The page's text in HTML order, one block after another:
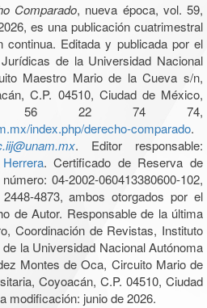
Comparado, nueva época, vol. 59,
es una publicación cuatrimestral
continua. Editada y publicada por el
de la Universidad Nacional
Maestro Mario de la Cueva s/n,
C.P. 04510, Ciudad de México,
56 22 74 74,
index.php/derecho-comparado.
. Editor responsable:
. Certificado de Reserva de
04-2002-060413380600-102,
4873, ambos otorgados por el
de Autor. Responsable de la última
Coordinación de Revistas, Instituto
la Universidad Nacional Autónoma
Montes de Oca, Circuito Mario de
Coyoacán, C.P. 04510, Ciudad
modificación: junio de 2026.